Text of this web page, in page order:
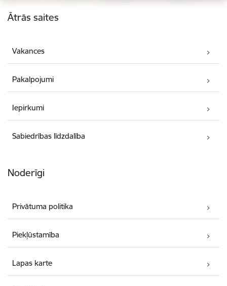
Kājene
Ātrās saites
Vakances
Pakalpojumi
Iepirkumi
Sabiedrības līdzdalība
Noderīgi
Privātuma politika
Piekļūstamība
Lapas karte